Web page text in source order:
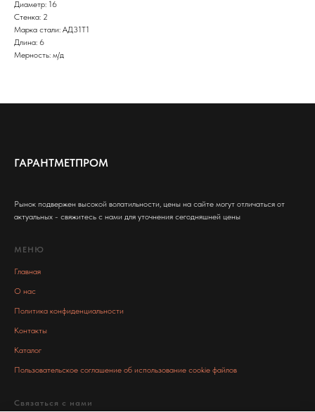
Диаметр: 16
Стенка: 2
Марка стали: АД31Т1
Длина: 6
Мерность: м/д
ГАРАНТМЕТПРОМ
Рынок подвержен высокой волатильности, цены на сайте могут отличаться от
актуальных - свяжитесь с нами для уточнения сегодняшней цены
МЕНЮ
Главная
О нас
Политика конфиденциальности
Контакты
Каталог
Пользовательское соглашение об использование cookie файлов
Связаться с нами